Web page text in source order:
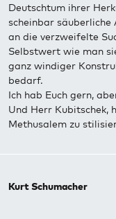
Deutschtum ihrer
scheinbar säuberliche
an die verzweifelte
Selbstwert wie man
ganz windiger
bedarf.
Ich hab Euch gern,
Und Herr Kubitschek,
Methusalem zu
Kurt Schumacher